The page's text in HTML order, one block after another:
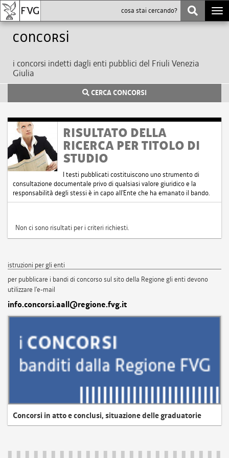
Concorsi
i concorsi indetti dagli enti pubblici del Friuli Venezia
Giulia
CERCA CONCORSI
RISULTATO DELLA
RICERCA PER TITOLO DI
STUDIO
I testi pubblicati costituiscono uno strumento di
consultazione documentale privo di qualsiasi valore giuridico e la
responsabilità degli stessi è in capo all'Ente che ha emanato il bando.
Non ci sono risultati per i criteri richiesti.
istruzioni per gli enti
per pubblicare i bandi di concorso sul sito della Regione gli enti devono
utilizzare l'e-mail
info.concorsi.aall@regione.fvg.it
Concorsi in atto e conclusi, situazione delle graduatorie